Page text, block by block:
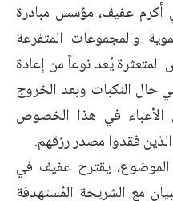
أكرم عفيف، مؤسس مبادرة
والمجموعات المتفرعة
يُعد نوعاً من إعادة
حال النكبات وبعد الخروج
الأعباء في هذا الخصوص
فقدوا مصدر رزقهم.
يقترح عفيف في
مع الشريحة المُستهدفة